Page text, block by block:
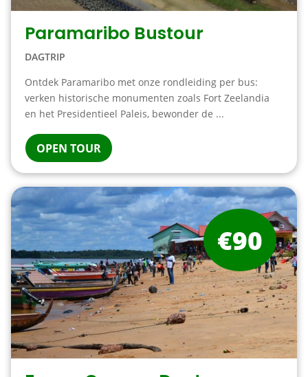
Paramaribo Bustour
DAGTRIP
Ontdek Paramaribo met onze rondleiding per bus:
verken historische monumenten zoals Fort Zeelandia
en het Presidentieel Paleis, bewonder de ...
OPEN TOUR
€90